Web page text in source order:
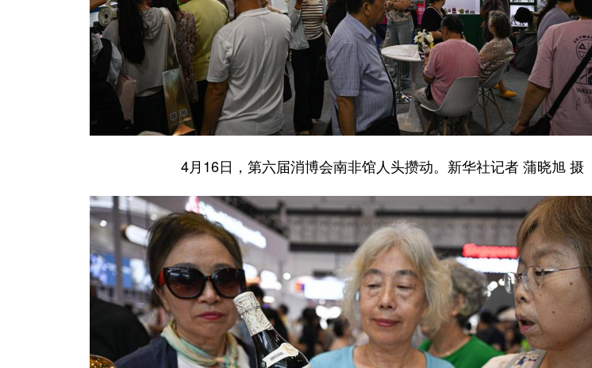
4月16日，第六届消博会南非馆人头攒动。新华社记者 蒲晓旭 摄